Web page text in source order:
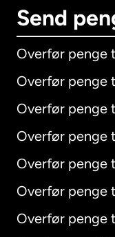
Send
Overfør penge
Overfør penge
Overfør penge
Overfør penge
Overfør penge
Overfør penge
Overfør penge